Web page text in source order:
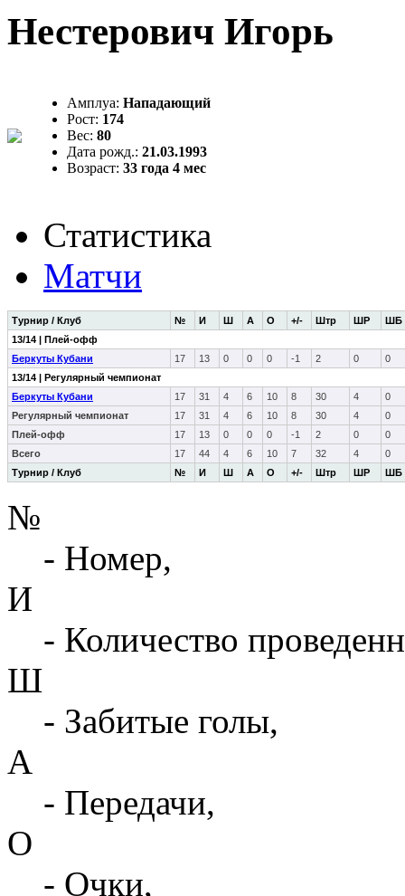
Нестерович Игорь
Амплуа: Нападающий
Рост: 174
Вес: 80
Дата рожд.: 21.03.1993
Возраст: 33 года 4 мес
Статистика
Матчи
Турнир / Клуб № И Ш А О +/- Штр ШР ШБ
Турнир / Клуб № И Ш А О +/- Штр ШР ШБ
13/14 | Плей-офф
Беркуты Кубани
17 13 0 0 0 -1 2 0
0
13/14 | Регулярный чемпионат
Беркуты Кубани
17 31 4 6 10 8 30 4
0
Регулярный чемпионат
17 31 4 6 10 8 30 4
0
Плей-офф
17 13 0 0 0 -1 2 0
0
Всего
17 44 4 6 10 7 32 4 0
№
- Номер,
И
- Количество
Ш
- Забитые голы,
А
- Передачи,
О
- Очки,